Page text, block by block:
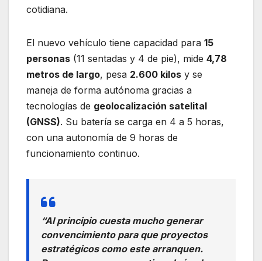
cotidiana.
El nuevo vehículo tiene capacidad para 15
personas (11 sentadas y 4 de pie), mide 4,78
metros de largo, pesa 2.600 kilos y se
maneja de forma autónoma gracias a
tecnologías de geolocalización satelital
(GNSS). Su batería se carga en 4 a 5 horas,
con una autonomía de 9 horas de
funcionamiento continuo.
“Al principio cuesta mucho generar
convencimiento para que proyectos
estratégicos como este arranquen.